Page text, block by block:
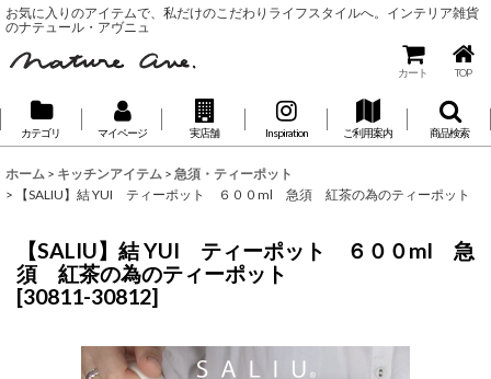
お気に入りのアイテムで、私だけのこだわりライフスタイルへ。インテリア雑貨
のナテュール・アヴニュ
カート TOP
カテゴリ マイページ 実店舗 Inspiration ご利用案内 商品検索
ホーム > キッチンアイテム > 急須・ティーポット
>
【SALIU】結 YUI ティーポット ６００ml 急須 紅茶の為のティーポット
【SALIU】結 YUI ティーポット ６００ml 急
須 紅茶の為のティーポット
[30811-30812]